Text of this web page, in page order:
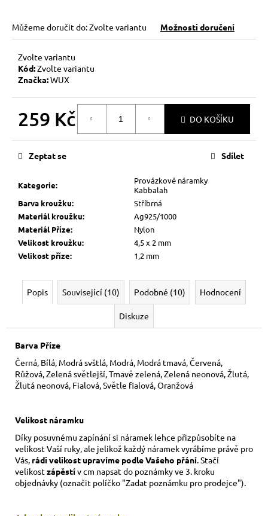
Můžeme doručit do:Zvolte variantu Možnosti doručení
Zvolte variantu
Kód:Zvolte variantu
Značka:WUX
259 Kč DO KOŠÍKU
Kategorie:
Provázkové náramky
Kabbalah
Barva kroužku:
Stříbrná
Materiál kroužku:
Ag925/1000
Materiál Příze:
Nylon
Velikost kroužku:
4,5 x 2 mm
Velikost příze: 1,2 mm
Zeptat se Sdílet
Popis Související (10) Podobné (10) Hodnocení
Diskuze
Barva Příze
Černá, Bílá, Modrá svštlá, Modrá, Modrá tmavá, Červená,
Růžová, Zelená světlejší, Tmavě zelená, Zelená neonová, Žlutá,
Žlutá neonová, Fialová, Světle fialová, Oranžová
Velikost náramku
Díky posuvnému zapínání si náramek lehce přizpůsobíte na
velikost Vaší ruky,ale jelikož každý náramek vyrábíme právě pro
Vás, rádi velikost upravíme podle Vašeho přání. Stačí
velikostzápěstív cm napsat do poznámky ve 3. kroku
objednávky (označit políčko "Zadat poznámku pro prodejce").